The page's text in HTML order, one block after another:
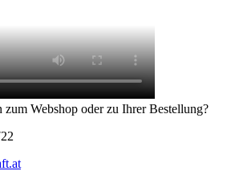
zum Webshop oder zu Ihrer Bestellung?